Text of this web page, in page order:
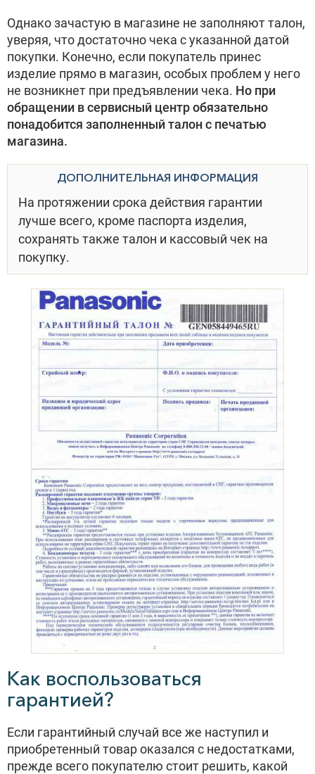
Однако зачастую в магазине не заполняют талон,
уверяя, что достаточно чека с указанной датой
покупки. Конечно, если покупатель принес
изделие прямо в магазин, особых проблем у него
не возникнет при предъявлении чека. Но при
обращении в сервисный центр обязательно
понадобится заполненный талон с печатью
магазина.
ДОПОЛНИТЕЛЬНАЯ ИНФОРМАЦИЯ
На протяжении срока действия гарантии
лучше всего, кроме паспорта изделия,
сохранять также талон и кассовый чек на
покупку.
Как воспользоваться
гарантией?
Если гарантийный случай все же наступил и
приобретенный товар оказался с недостатками,
прежде всего покупателю стоит решить, какой